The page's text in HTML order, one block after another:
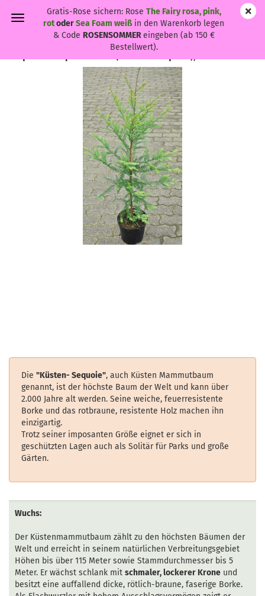
Gratis-Rose sichern: Rose The Fairy rosa, pink,
rotoderSea Foam weißin den Warenkorb legen
& Code ROSENSOMMEReingeben (ab 150 €
Bestellwert).
Die "Küsten- Sequoie", auch Küsten Mammutbaum
genannt, ist der höchste Baum der Welt und kann über
2.000 Jahre alt werden. Seine weiche, feuerresistente
Borke und das rotbraune, resistente Holz machen ihn
einzigartig.
Trotz seiner imposanten Größe eignet er sich in
geschützten Lagen auch als Solitär für Parks und große
Gärten.
Wuchs:
Der Küstenmammutbaum zählt zu den höchsten Bäumen der
Welt und erreicht in seinem natürlichen Verbreitungsgebiet
Höhen bis über 115 Meter sowie Stammdurchmesser bis 5
Meter. Er wächst schlank mit schmaler, lockerer Krone und
besitzt eine auffallend dicke, rötlich-braune, faserige Borke.